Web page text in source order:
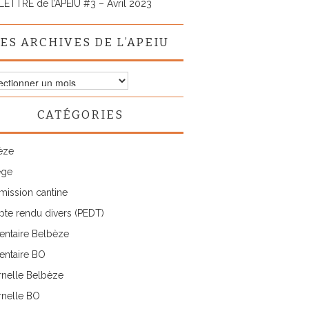
de l’APEIU #3 – Avril 2023
ARCHIVES DE L’APEIU
CATÉGORIES
cantine
rendu divers (PEDT)
Belbèze
BO
Belbèze
BO